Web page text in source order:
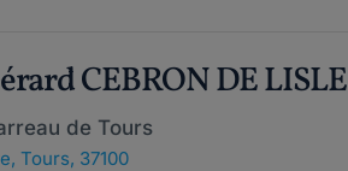
CEBRON DE LISLE
de Tours
, Tours, 37100